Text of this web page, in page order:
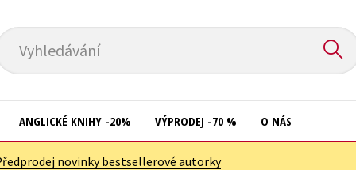
Vyhledávání
ANGLICKÉ KNIHY -20% VÝPRODEJ -70 % O NÁS
novinky bestsellerové autorky